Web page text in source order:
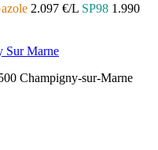
2.097 €/L SP98 1.990
Sur Marne
Champigny-sur-Marne